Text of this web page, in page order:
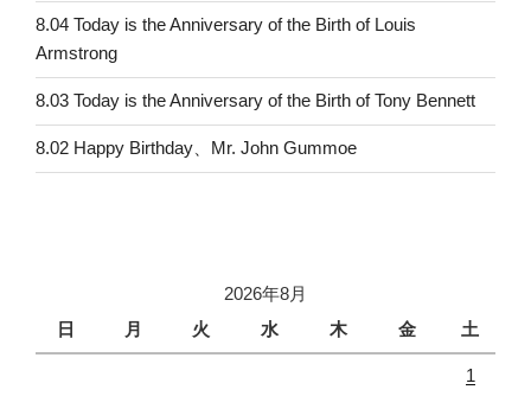
8.04 Today is the Anniversary of the Birth of Louis
Armstrong
8.03 Today is the Anniversary of the Birth of Tony Bennett
8.02 Happy Birthday、Mr. John Gummoe
2026年8月
日
月 火 水 木 金 土
1